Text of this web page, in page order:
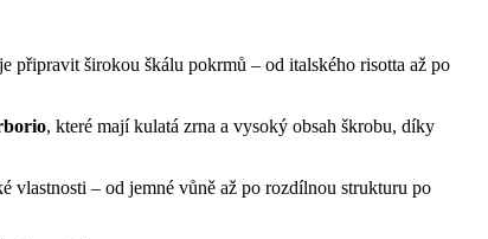
připravit širokou škálu pokrmů – od italského risotta až po
, které mají kulatá zrna a vysoký obsah škrobu, díky
vlastnosti – od jemné vůně až po rozdílnou strukturu po